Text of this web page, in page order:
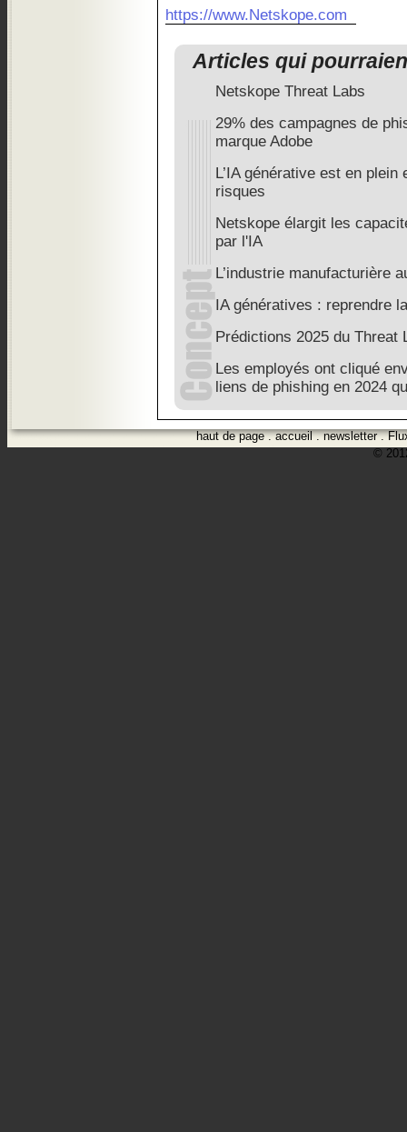
https://www.Netskope.com
Articles qui
Netskope Threat Labs
29% des campagnes de
marque Adobe
L’IA générative est en
risques
Netskope élargit les
par l'IA
L’industrie manufacturière
IA génératives : reprendre
Prédictions 2025 du Threat
Les employés ont cliqué
liens de phishing en 2024
haut de page.accueil.newsletter.
©